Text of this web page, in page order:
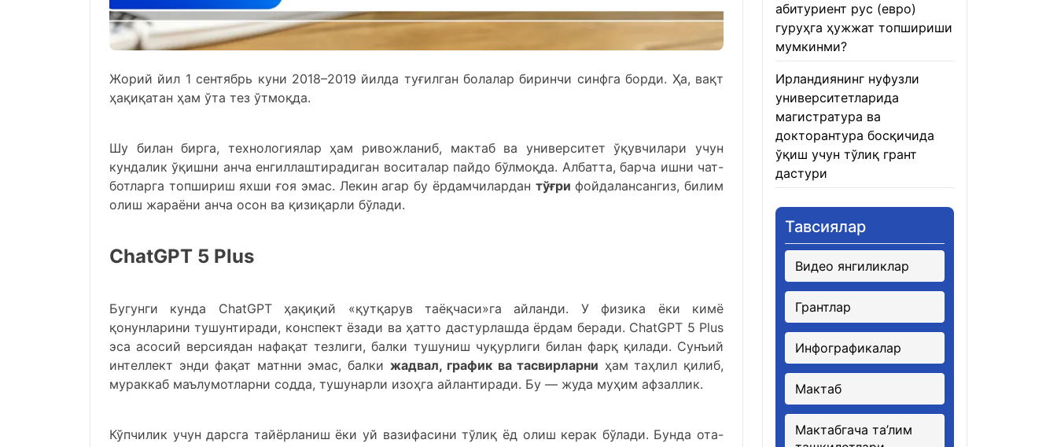
Жорий йил 1 сентябрь куни 2018–2019 йилда туғилган болалар биринчи синфга борди. Ҳа, вақт
ҳақиқатан ҳам ўта тез ўтмоқда.
Шу билан бирга, технологиялар ҳам ривожланиб, мактаб ва университет ўқувчилари учун
кундалик ўқишни анча енгиллаштирадиган воситалар пайдо бўлмоқда. Албатта, барча ишни чат-
ботларга топшириш яхши ғоя эмас. Лекин агар бу ёрдамчилардан тўғри фойдалансангиз, билим
олиш жараёни анча осон ва қизиқарли бўлади.
ChatGPT 5 Plus
Бугунги кунда ChatGPT ҳақиқий «қутқарув таёқчаси»га айланди. У физика ёки кимё
қонунларини тушунтиради, конспект ёзади ва ҳатто дастурлашда ёрдам беради. ChatGPT 5 Plus
эса асосий версиядан нафақат тезлиги, балки тушуниш чуқурлиги билан фарқ қилади. Сунъий
интеллект энди фақат матнни эмас, балки жадвал, график ва тасвирларни ҳам таҳлил қилиб,
мураккаб маълумотларни содда, тушунарли изоҳга айлантиради. Бу — жуда муҳим афзаллик.
Кўпчилик учун дарсга тайёрланиш ёки уй вазифасини тўлиқ ёд олиш керак бўлади. Бунда ота-
абитуриент рус (евро)
гуруҳга ҳужжат топшириши
мумкинми?
Ирландиянинг нуфузли
университетларида
магистратура ва
докторантура босқичида
ўқиш учун тўлиқ грант
дастури
Тавсиялар
Видео янгиликлар
Грантлар
Инфографикалар
Мактаб
Мактабгача та’лим